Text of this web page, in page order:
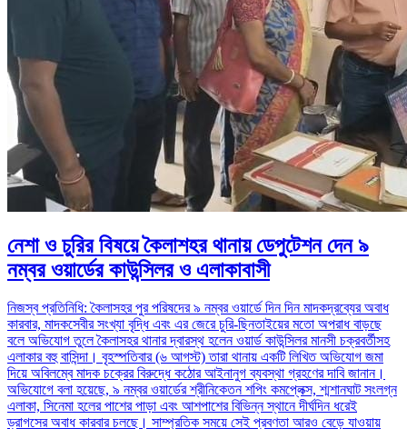
নেশা ও চুরির বিষয়ে কৈলাশহর থানায় ডেপুটেশন দেন ৯
নম্বর ওয়ার্ডের কাউন্সিলর ও এলাকাবাসী
নিজস্ব প্রতিনিধি: কৈলাসহর পুর পরিষদের ৯ নম্বর ওয়ার্ডে দিন দিন মাদকদ্রব্যের অবাধ
কারবার, মাদকসেবীর সংখ্যা বৃদ্ধি এবং এর জেরে চুরি-ছিনতাইয়ের মতো অপরাধ বাড়ছে
বলে অভিযোগ তুলে কৈলাসহর থানার দ্বারস্থ হলেন ওয়ার্ড কাউন্সিলর মানসী চক্রবর্তীসহ
এলাকার বহু বাসিন্দা। বৃহস্পতিবার (৬ আগস্ট) তারা থানায় একটি লিখিত অভিযোগ জমা
দিয়ে অবিলম্বে মাদক চক্রের বিরুদ্ধে কঠোর আইনানুগ ব্যবস্থা গ্রহণের দাবি জানান।
অভিযোগে বলা হয়েছে, ৯ নম্বর ওয়ার্ডের শ্রীনিকেতন শপিং কমপ্লেক্স, শ্মশানঘাট সংলগ্ন
এলাকা, সিনেমা হলের পাশের পাড়া এবং আশপাশের বিভিন্ন স্থানে দীর্ঘদিন ধরেই
ড্রাগসের অবাধ কারবার চলছে। সাম্প্রতিক সময়ে সেই প্রবণতা আরও বেড়ে যাওয়ায়